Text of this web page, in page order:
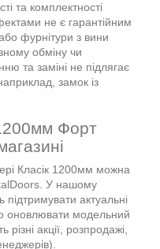
та комплектності
не є гарантійним
фурнітури з вини
обміну чи
та заміні не підлягає
замок із
Форт
Класік 1200мм можна
У нашому
актуальні
оновлювати модельний
акції, розпродажі,